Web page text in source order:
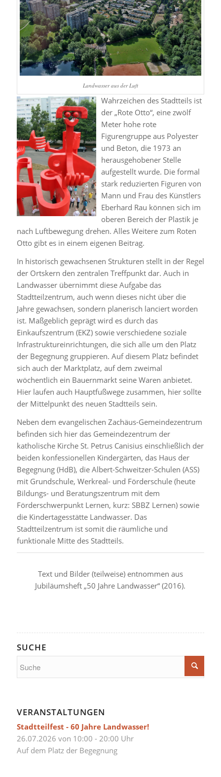
Landwasser aus der Luft
Wahrzeichen des Stadtteils ist
der „Rote Otto“, eine zwölf
Meter hohe rote
Figurengruppe aus Polyester
und Beton, die 1973 an
herausgehobener Stelle
aufgestellt wurde. Die formal
stark reduzierten Figuren von
Mann und Frau des Künstlers
Eberhard Rau können sich im
oberen Bereich der Plastik je
nach Luftbewegung drehen. Alles Weitere zum Roten
Otto gibt es in einem eigenen Beitrag.
In historisch gewachsenen Strukturen stellt in der Regel
der Ortskern den zentralen Treffpunkt dar. Auch in
Landwasser übernimmt diese Aufgabe das
Stadtteilzentrum, auch wenn dieses nicht über die
Jahre gewachsen, sondern planerisch lanciert worden
ist. Maßgeblich geprägt wird es durch das
Einkaufszentrum (EKZ) sowie verschiedene soziale
Infrastruktureinrichtungen, die sich alle um den Platz
der Begegnung gruppieren. Auf diesem Platz befindet
sich auch der Marktplatz, auf dem zweimal
wöchentlich ein Bauernmarkt seine Waren anbietet.
Hier laufen auch Hauptfußwege zusammen, hier sollte
der Mittelpunkt des neuen Stadtteils sein.
Neben dem evangelischen Zachäus-Gemeindezentrum
befinden sich hier das Gemeindezentrum der
katholische Kirche St. Petrus Canisius einschließlich der
beiden konfessionellen Kindergärten, das Haus der
Begegnung (HdB), die Albert-Schweitzer-Schulen (ASS)
mit Grundschule, Werkreal- und Förderschule (heute
Bildungs- und Beratungszentrum mit dem
Förderschwerpunkt Lernen, kurz: SBBZ Lernen) sowie
die Kindertagesstätte Landwasser. Das
Stadtteilzentrum ist somit die räumliche und
funktionale Mitte des Stadtteils.
Text und Bilder (teilweise) entnommen aus
Jubiläumsheft „50 Jahre Landwasser“ (2016).
SUCHE
VERANSTALTUNGEN
Stadtteilfest - 60 Jahre Landwasser!
26.07.2026 von 10:00 - 20:00 Uhr
Auf dem Platz der Begegnung